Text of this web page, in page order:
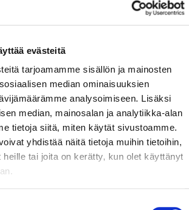
evästeitä
tarjoamamme sisällön ja mainosten
median ominaisuuksien
analysoimiseen. Lisäksi
median, mainosalan ja analytiikka-alan
tietoja siitä, miten käytät sivustoamme.
yhdistää näitä tietoja muihin tietoihin,
heille tai joita on kerätty, kun olet käyttänyt